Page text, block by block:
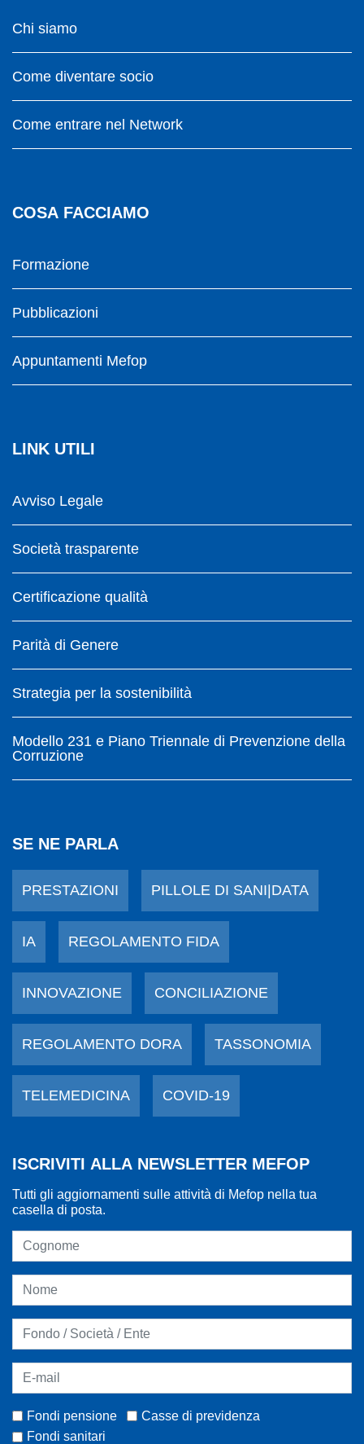
Chi siamo
Come diventare socio
Come entrare nel Network
COSA FACCIAMO
Formazione
Pubblicazioni
Appuntamenti Mefop
LINK UTILI
Avviso Legale
Società trasparente
Certificazione qualità
Parità di Genere
Strategia per la sostenibilità
Modello 231 e Piano Triennale di Prevenzione della
Corruzione
SE NE PARLA
PRESTAZIONI PILLOLE DI SANI|DATA
IA REGOLAMENTO FIDA
INNOVAZIONE CONCILIAZIONE
REGOLAMENTO DORA TASSONOMIA
TELEMEDICINA COVID-19
ISCRIVITI ALLA NEWSLETTER MEFOP
Tutti gli aggiornamenti sulle attività di Mefop nella tua
casella di posta.
Fondi pensione
Casse di previdenza
Fondi sanitari